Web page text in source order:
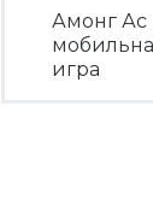
Амонг Ас
игра